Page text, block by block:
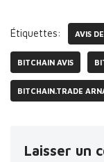
Étiquettes: AVIS
BITCHAIN AVIS
BITCHAIN.TRADE
Laisser un